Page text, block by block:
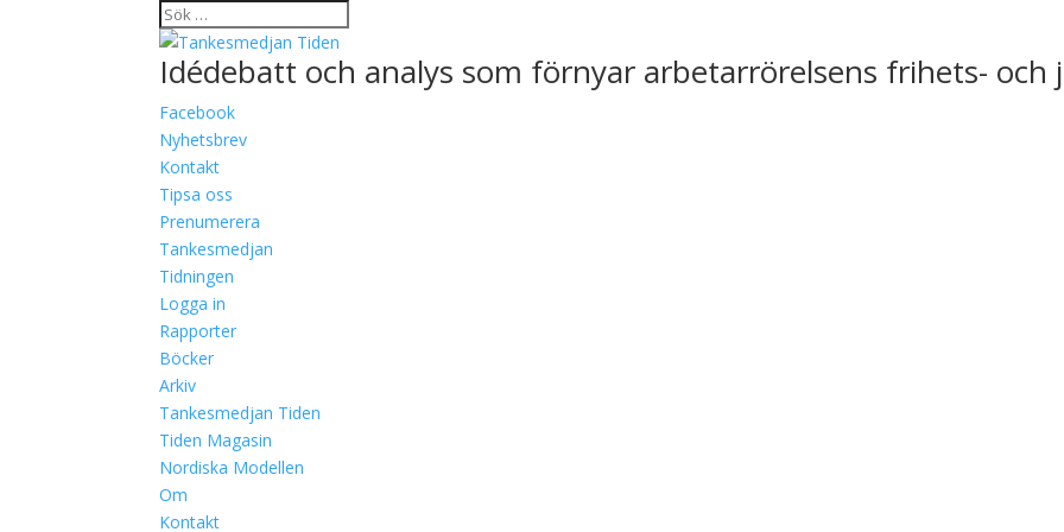
Idédebatt och analys som förnyar arbetarrörelsens frihets- och
Facebook
Nyhetsbrev
Kontakt
Tipsa oss
Prenumerera
Tankesmedjan
Tidningen
Logga in
Rapporter
Böcker
Arkiv
Tankesmedjan Tiden
Tiden Magasin
Nordiska Modellen
Om
Kontakt